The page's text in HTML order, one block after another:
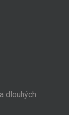
dlouhých